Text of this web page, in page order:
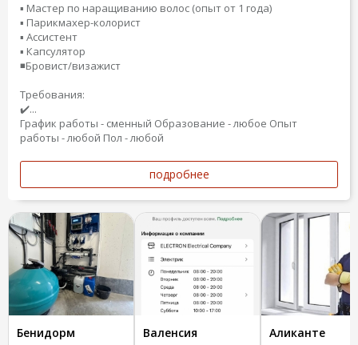
▪️ Мастер по наращиванию волос (опыт от 1 года)
▪️ Парикмахер-колорист
▪️ Ассистент
▪️ Капсулятор
◾️Бровист/визажист
Требования:
✔️...
График работы - сменный Образование - любое Опыт
работы - любой Пол - любой
подробнее
Бенидорм Валенсия Аликанте